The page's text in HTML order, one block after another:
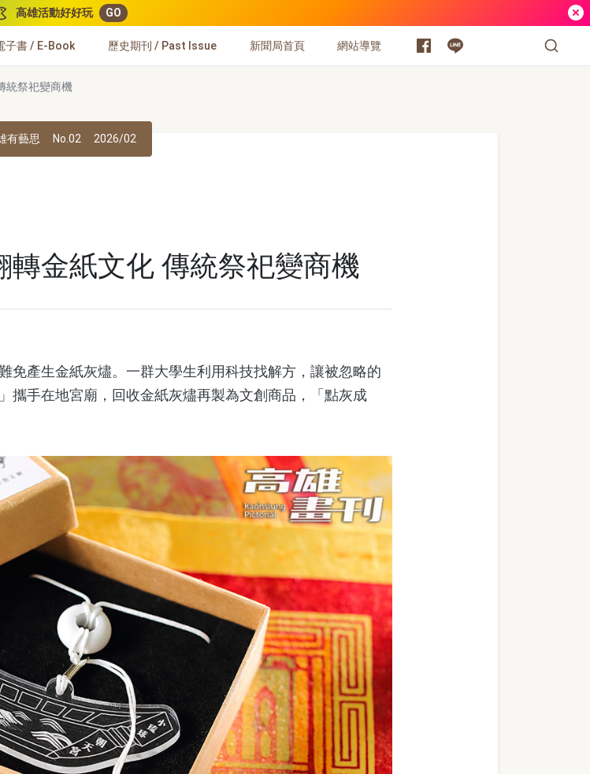
高雄活動好好玩 GO
子書 / E-Book 歷史期刊 / Past Issue 新聞局首頁 網站導覽
統祭祀變商機
有藝思 No.02 2026/02
金紙文化 傳統祭祀變商機
產生金紙灰燼。一群大學生利用科技找解方，讓被忽略的
攜手在地宮廟，回收金紙灰燼再製為文創商品，「點灰成